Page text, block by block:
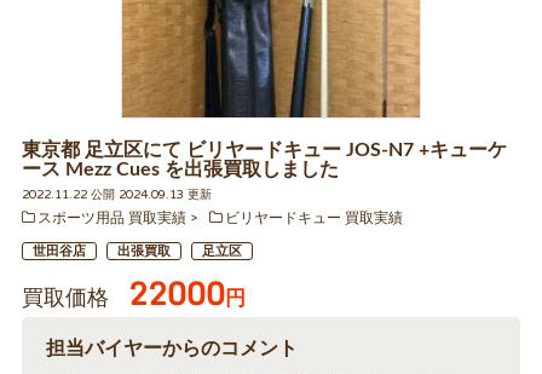
東京都 足立区にて ビリヤードキュー JOS-N7 +キューケ
ース Mezz Cues を出張買取しました
2022.11.22 公開 2024.09.13 更新
スポーツ用品 買取実績
ビリヤードキュー 買取実績
世田谷店 出張買取 足立区
買取価格 22000円
担当バイヤーからのコメント